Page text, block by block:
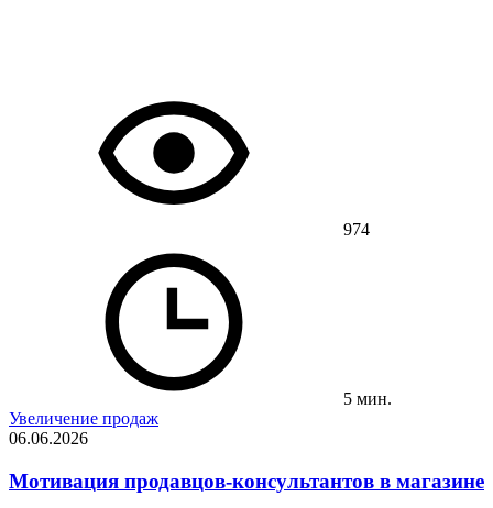
974
5 мин.
Увеличение продаж
06.06.2026
Мотивация продавцов-консультантов в магазине